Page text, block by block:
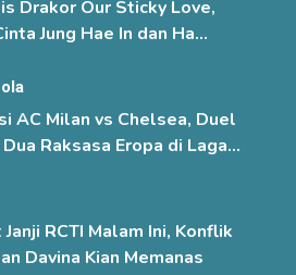
Drakor Our Sticky Love,
Jung Hae In dan Ha
AC Milan vs Chelsea, Duel
Raksasa Eropa di Laga
RCTI Malam Ini, Konflik
Davina Kian Memanas